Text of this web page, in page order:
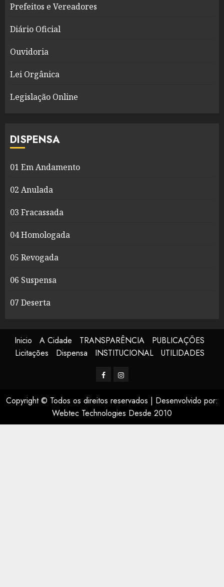
Prefeitos e Vereadores
Diário Oficial
Ouvidoria
Lei Orgânica
Legislação Online
DISPENSA
01 Em Andamento
02 Anulada
03 Fracassada
04 Homologada
05 Revogada
06 Suspensa
07 Deserta
Inicio A Cidade TRANSPARÊNCIA
PUBLICAÇÕES
Licitações
Dispensa INSTITUCIONAL UTILIDADES
FacerbookInstagram
Copyright © Todos os direitos reservados | Desenvolvido por:
Webtec Technologies Desde 2010